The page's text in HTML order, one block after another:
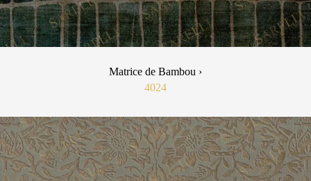
Matrice de Bambou ›
4024